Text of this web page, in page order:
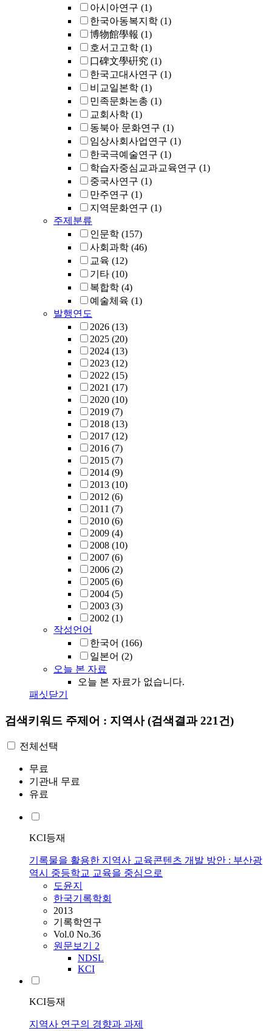
아시아연구 (1)
한국아동복지학 (1)
博物館學報 (1)
호서고고학 (1)
口碑文學硏究 (1)
한국고대사연구 (1)
비교일본학 (1)
민족문화논총 (1)
교회사학 (1)
동북아 문화연구 (1)
임상사회사업연구 (1)
한국극예술연구 (1)
학습자중심교과교육연구 (1)
중국사연구 (1)
만주연구 (1)
지역문화연구 (1)
주제분류
인문학 (157)
사회과학 (46)
교육 (12)
기타 (10)
복합학 (4)
예술체육 (1)
발행연도
2026 (13)
2025 (20)
2024 (13)
2023 (12)
2022 (15)
2021 (17)
2020 (10)
2019 (7)
2018 (13)
2017 (12)
2016 (7)
2015 (7)
2014 (9)
2013 (10)
2012 (6)
2011 (7)
2010 (6)
2009 (4)
2008 (10)
2007 (6)
2006 (2)
2005 (6)
2004 (5)
2003 (3)
2002 (1)
작성언어
한국어 (166)
일본어 (2)
오늘 본 자료
오늘 본 자료가 없습니다.
패싯닫기
검색키워드 주제어 : 지역사(검색결과 221건)
전체선택
무료
기관내 무료
유료
KCI등재
기록물을 활용한 지역사 교육콘텐츠 개발 방안 : 부산광
역시 중등학교 교육을 중심으로
도윤지
한국기록학회
2013
기록학연구
Vol.0 No.36
원문보기 2
NDSL
KCI
KCI등재
지역사 연구의 경향과 과제